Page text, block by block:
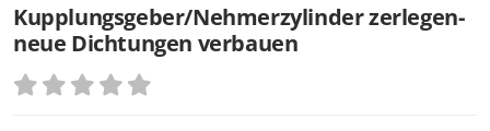
Kupplungsgeber/Nehmerzylinder zerlegen-
neue Dichtungen verbauen